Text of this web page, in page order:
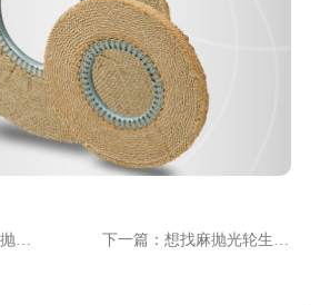
上一篇: 市面上正规棉抛光轮工厂大揭秘！品质、价格、服务谁更胜一筹？ 下一篇：想找麻抛光轮生产商？这些优质厂家不容错过！